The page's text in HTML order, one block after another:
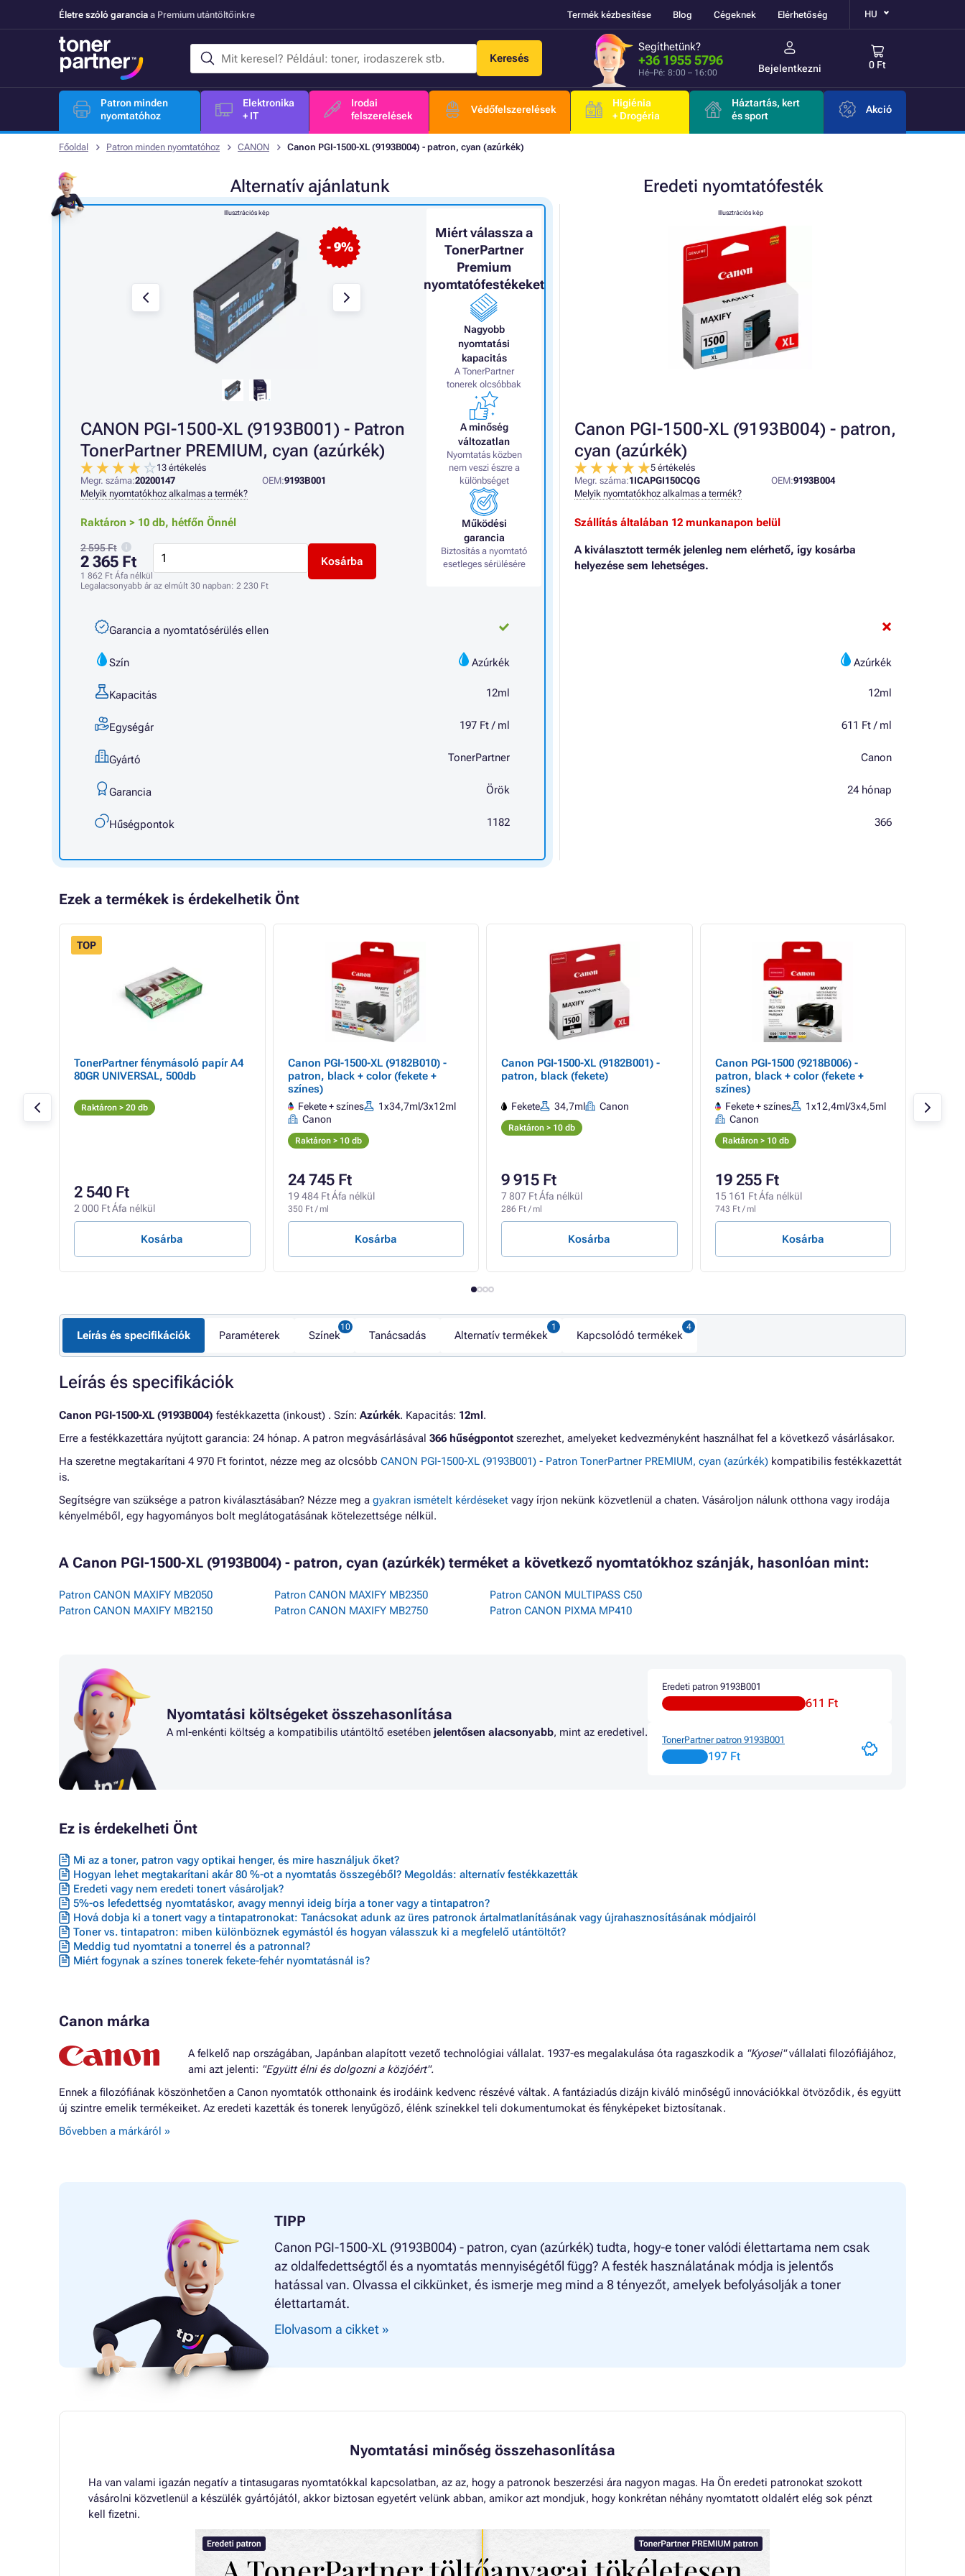
Életre szóló garancia a Premium utántöltőinkre Termék kézbesítése Blog Cégeknek Elérhetőség HU
Keresés
Segíthetünk?
+36 1955 5796
Hé–Pé: 8:00 – 16:00 Bejelentkezni 0 Ft
Patron minden
nyomtatóhoz
Elektronika
+ IT
Irodai
felszerelések
Védőfelszerelések
Higiénia
+ Drogéria
Háztartás, kert
és sport
Akció
Főoldal Patron minden nyomtatóhoz CANON Canon PGI-1500-XL (9193B004) - patron, cyan (azúrkék)
Alternatív ajánlatunk Eredeti nyomtatófesték
Illusztrációs kép
Canon PGI-1500-XL (9193B004) - patron,
cyan (azúrkék)
5 értékelés
Megr. száma:1ICAPGI150CQG OEM:9193B004
Melyik nyomtatókhoz alkalmas a termék?
Szállítás általában 12 munkanapon belül
A kiválasztott termék jelenleg nem elérhető, így kosárba
helyezése sem lehetséges.
Azúrkék
12ml
611 Ft / ml
Canon
24 hónap
366
Miért válassza a
TonerPartner
Premium
nyomtatófestékeket
Nagyobb
nyomtatási
kapacitás
A TonerPartner
tonerek olcsóbbak
A minőség
változatlan
Nyomtatás közben
nem veszi észre a
különbséget
Működési
garancia
Biztosítás a nyomtató
esetleges sérülésére
Illusztrációs kép
- 9%
CANON PGI-1500-XL (9193B001) - Patron
TonerPartner PREMIUM, cyan (azúrkék)
13 értékelés
Megr. száma:20200147 OEM:9193B001
Melyik nyomtatókhoz alkalmas a termék?
Raktáron > 10 db, hétfőn Önnél
2 595 Ft
2 365 Ft
1 862 Ft Áfa nélkül
Kosárba
Legalacsonyabb ár az elmúlt 30 napban: 2 230 Ft
Garancia a nyomtatósérülés ellen
Szín Azúrkék
Kapacitás 12ml
Egységár 197 Ft / ml
Gyártó TonerPartner
Garancia Örök
Hűségpontok 1182
Ezek a termékek is érdekelhetik Önt
TOP
TonerPartner fénymásoló papír A4
80GR UNIVERSAL, 500db
Raktáron > 20 db
2 540 Ft
2 000 Ft Áfa nélkül
Kosárba
Canon PGI-1500-XL (9182B010) -
patron, black + color (fekete +
színes)
Fekete + színes
1x34,7ml/3x12ml
Canon
Raktáron > 10 db
24 745 Ft
19 484 Ft Áfa nélkül
350 Ft / ml
Kosárba
Canon PGI-1500-XL (9182B001) -
patron, black (fekete)
Fekete 34,7ml Canon
Raktáron > 10 db
9 915 Ft
7 807 Ft Áfa nélkül
286 Ft / ml
Kosárba
Canon PGI-1500 (9218B006) -
patron, black + color (fekete +
színes)
Fekete + színes
1x12,4ml/3x4,5ml
Canon
Raktáron > 10 db
19 255 Ft
15 161 Ft Áfa nélkül
743 Ft / ml
Kosárba
Leírás és specifikációk Paraméterek Színek Tanácsadás Alternatív termékek Kapcsolódó termékek
Leírás és specifikációk
Canon PGI-1500-XL (9193B004) festékkazetta (inkoust) . Szín: Azúrkék. Kapacitás: 12ml.
Erre a festékkazettára nyújtott garancia: 24 hónap. A patron megvásárlásával 366 hűségpontot szerezhet, amelyeket kedvezményként használhat fel a következő vásárlásakor.
Ha szeretne megtakarítani 4 970 Ft forintot, nézze meg az olcsóbb CANON PGI-1500-XL (9193B001) - Patron TonerPartner PREMIUM, cyan (azúrkék) kompatibilis festékkazettát
is.
Segítségre van szüksége a patron kiválasztásában? Nézze meg a gyakran ismételt kérdéseket vagy írjon nekünk közvetlenül a chaten. Vásároljon nálunk otthona vagy irodája
kényelméből, egy hagyományos bolt meglátogatásának kötelezettsége nélkül.
A Canon PGI-1500-XL (9193B004) - patron, cyan (azúrkék) terméket a következő nyomtatókhoz szánják, hasonlóan mint:
Patron CANON MAXIFY MB2050
Patron CANON MAXIFY MB2150
Patron CANON MAXIFY MB2350
Patron CANON MAXIFY MB2750
Patron CANON MULTIPASS C50
Patron CANON PIXMA MP410
Nyomtatási költségeket összehasonlítása
A ml-enkénti költség a kompatibilis utántöltő esetében jelentősen alacsonyabb, mint az eredetivel.
Eredeti patron 9193B001
611 Ft
TonerPartner patron 9193B001
197 Ft
Ez is érdekelheti Önt
Mi az a toner, patron vagy optikai henger, és mire használjuk őket?
Hogyan lehet megtakarítani akár 80 %-ot a nyomtatás összegéből? Megoldás: alternatív festékkazetták
Eredeti vagy nem eredeti tonert vásároljak?
5%-os lefedettség nyomtatáskor, avagy mennyi ideig bírja a toner vagy a tintapatron?
Hová dobja ki a tonert vagy a tintapatronokat: Tanácsokat adunk az üres patronok ártalmatlanításának vagy újrahasznosításának módjairól
Toner vs. tintapatron: miben különböznek egymástól és hogyan válasszuk ki a megfelelő utántöltőt?
Meddig tud nyomtatni a tonerrel és a patronnal?
Miért fogynak a színes tonerek fekete-fehér nyomtatásnál is?
Canon márka
A felkelő nap országában, Japánban alapított vezető technológiai vállalat. 1937-es megalakulása óta ragaszkodik a "Kyosei"vállalati filozófiájához,
ami azt jelenti: "Együtt élni és dolgozni a közjóért".
Ennek a filozófiának köszönhetően a Canon nyomtatók otthonaink és irodáink kedvenc részévé váltak. A fantáziadús dizájn kiváló minőségű innovációkkal ötvöződik, és együtt
új szintre emelik termékeiket. Az eredeti kazetták és tonerek lenyűgöző, élénk színekkel teli dokumentumokat és fényképeket biztosítanak.
Bővebben a márkáról »
TIPP
Canon PGI-1500-XL (9193B004) - patron, cyan (azúrkék) tudta, hogy-e toner valódi élettartama nem csak
az oldalfedettségtől és a nyomtatás mennyiségétől függ? A festék használatának módja is jelentős
hatással van. Olvassa el cikkünket, és ismerje meg mind a 8 tényezőt, amelyek befolyásolják a toner
élettartamát.
Elolvasom a cikket »
Nyomtatási minőség összehasonlítása
Ha van valami igazán negatív a tintasugaras nyomtatókkal kapcsolatban, az az, hogy a patronok beszerzési ára nagyon magas. Ha Ön eredeti patronokat szokott
vásárolni közvetlenül a készülék gyártójától, akkor biztosan egyetért velünk abban, amikor azt mondjuk, hogy konkrétan néhány nyomtatott oldalért elég sok pénzt
kell fizetni.